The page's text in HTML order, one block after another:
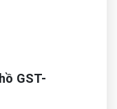
GST-